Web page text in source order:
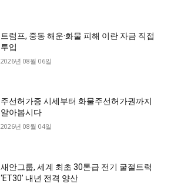
트럼프, 중동 해운·화물 피해 이란 자금 직접
투입
2026년 08월 06일
주선허가증 시세부터 화물주선허가권까지
알아봅시다
2026년 08월 04일
새안그룹, 세계 최초 30톤급 전기 굴절트럭
‘ET30’ 내년 전격 양산